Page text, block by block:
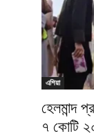
এশিয়া
‎হেলমান্দ
৭ কোটি